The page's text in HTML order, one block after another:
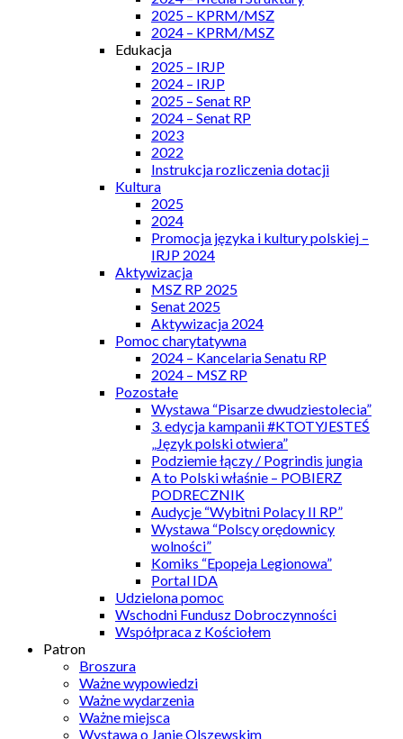
2025 – KPRM/MSZ
2024 – KPRM/MSZ
Edukacja
2025 – IRJP
2024 – IRJP
2025 – Senat RP
2024 – Senat RP
2023
2022
Instrukcja rozliczenia dotacji
Kultura
2025
2024
Promocja języka i kultury polskiej –
IRJP 2024
Aktywizacja
MSZ RP 2025
Senat 2025
Aktywizacja 2024
Pomoc charytatywna
2024 – Kancelaria Senatu RP
2024 – MSZ RP
Pozostałe
Wystawa “Pisarze dwudziestolecia”
3. edycja kampanii #KTOTYJESTEŚ
„Język polski otwiera”
Podziemie łączy / Pogrindis jungia
A to Polski właśnie – POBIERZ
PODRECZNIK
Audycje “Wybitni Polacy II RP”
Wystawa “Polscy orędownicy
wolności”
Komiks “Epopeja Legionowa”
Portal IDA
Udzielona pomoc
Wschodni Fundusz Dobroczynności
Współpraca z Kościołem
Patron
Broszura
Ważne wypowiedzi
Ważne wydarzenia
Ważne miejsca
Wystawa o Janie Olszewskim